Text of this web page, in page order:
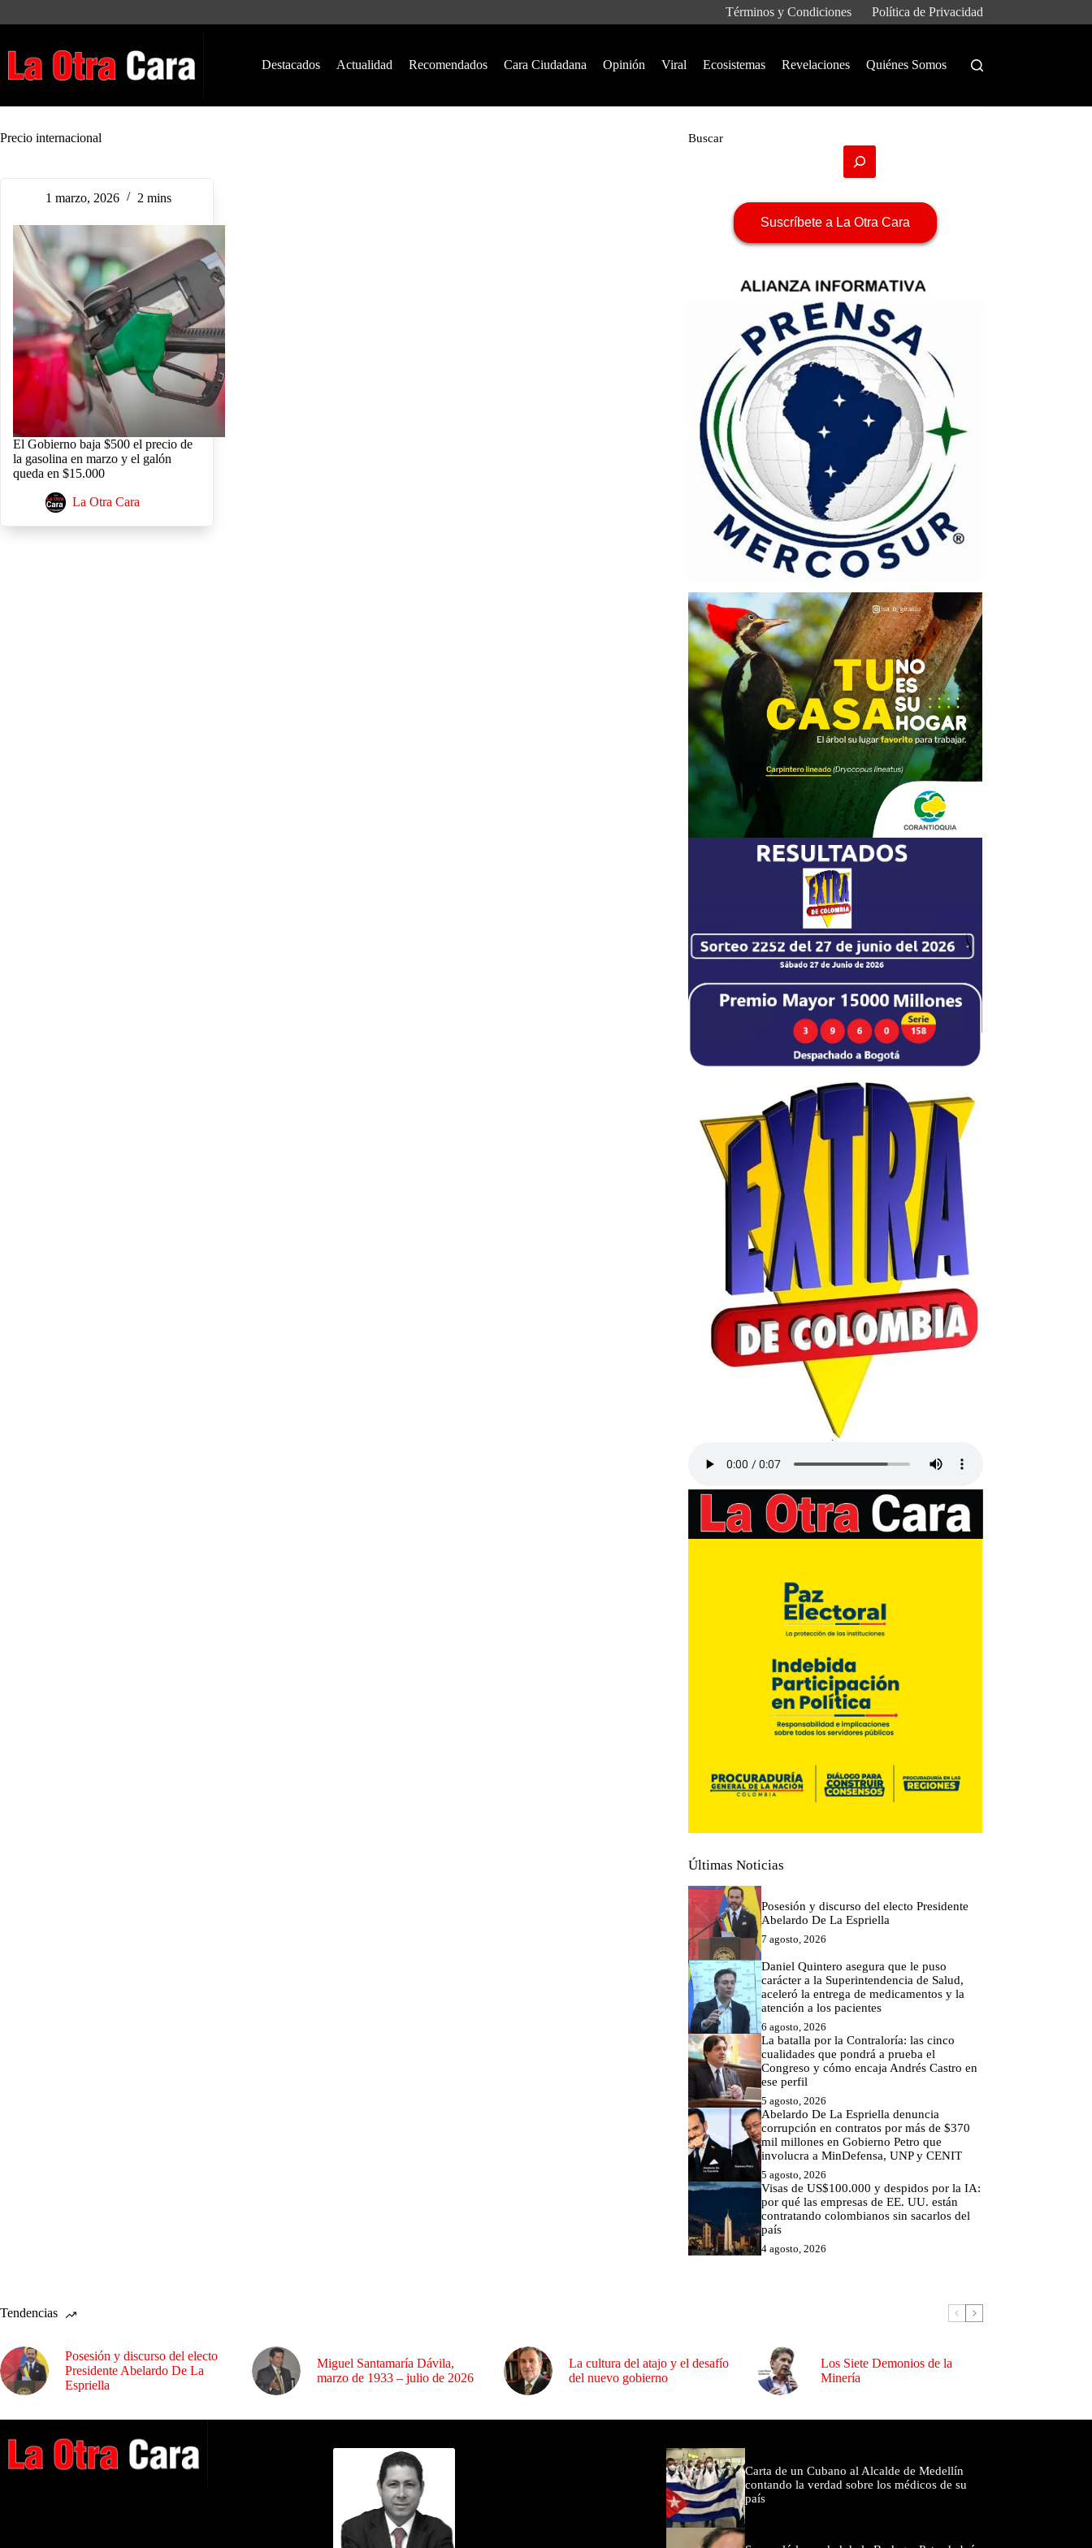
Términos y Condiciones Política de Privacidad
Destacados Actualidad Recomendados Cara Ciudadana Opinión Viral Ecosistemas Revelaciones Quiénes Somos
Precio internacional
1 marzo, 2026 2 mins
El Gobierno baja $500 el precio de
la gasolina en marzo y el galón
queda en $15.000
La Otra Cara
Buscar
Suscríbete a La Otra Cara
Últimas Noticias
Posesión y discurso del electo Presidente
Abelardo De La Espriella
7 agosto, 2026
Daniel Quintero asegura que le puso
carácter a la Superintendencia de Salud,
aceleró la entrega de medicamentos y la
atención a los pacientes
6 agosto, 2026
La batalla por la Contraloría: las cinco
cualidades que pondrá a prueba el
Congreso y cómo encaja Andrés Castro en
ese perfil
5 agosto, 2026
Abelardo De La Espriella denuncia
corrupción en contratos por más de $370
mil millones en Gobierno Petro que
involucra a MinDefensa, UNP y CENIT
5 agosto, 2026
Visas de US$100.000 y despidos por la IA:
por qué las empresas de EE. UU. están
contratando colombianos sin sacarlos del
país
4 agosto, 2026
Tendencias
Posesión y discurso del electo
Presidente Abelardo De La
Espriella
Miguel Santamaría Dávila,
marzo de 1933 – julio de 2026
La cultura del atajo y el desafío
del nuevo gobierno
Los Siete Demonios de la
Minería
Carta de un Cubano al Alcalde de Medellín
contando la verdad sobre los médicos de su
país